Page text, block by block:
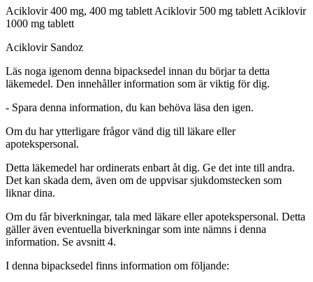
Aciklovir 400 mg, 400 mg tablett Aciklovir 500 mg tablett Aciklovir
1000 mg tablett
Aciklovir Sandoz
Läs noga igenom denna bipacksedel innan du börjar ta detta
läkemedel. Den innehåller information som är viktig för dig.
- Spara denna information, du kan behöva läsa den igen.
Om du har ytterligare frågor vänd dig till läkare eller
apotekspersonal.
Detta läkemedel har ordinerats enbart åt dig. Ge det inte till andra.
Det kan skada dem, även om de uppvisar sjukdomstecken som
liknar dina.
Om du får biverkningar, tala med läkare eller apotekspersonal. Detta
gäller även eventuella biverkningar som inte nämns i denna
information. Se avsnitt 4.
I denna bipacksedel finns information om följande: